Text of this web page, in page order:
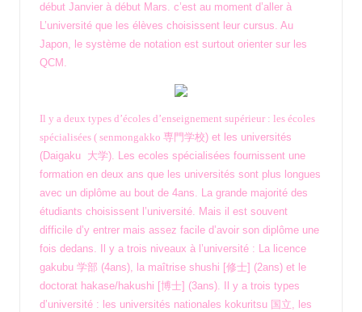
début Janvier à début Mars. c’est au moment d’aller à
L’université que les élèves choisissent leur cursus. Au
Japon, le système de notation est surtout orienter sur les
QCM.
Il y a deux types d’écoles d’enseignement supérieur : les écoles
spécialisées ( senmongakko 専門学校) et les universités
(Daigaku 大学). Les ecoles spécialisées fournissent une
formation en deux ans que les universités sont plus longues
avec un diplôme au bout de 4ans. La grande majorité des
étudiants choisissent l’université. Mais il est souvent
difficile d’y entrer mais assez facile d’avoir son diplôme une
fois dedans. Il y a trois niveaux à l’université : La licence
gakubu 学部 (4ans), la maîtrise shushi [修士] (2ans) et le
doctorat hakase/hakushi [博士] (3ans). Il y a trois types
d’université : les universités nationales kokuritsu 国立, les